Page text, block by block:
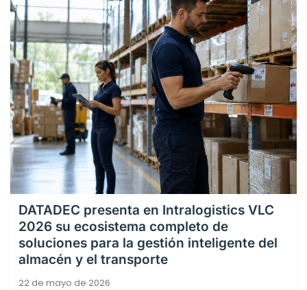
DATADEC presenta en Intralogistics VLC
2026 su ecosistema completo de
soluciones para la gestión inteligente del
almacén y el transporte
22 de mayo de 2026